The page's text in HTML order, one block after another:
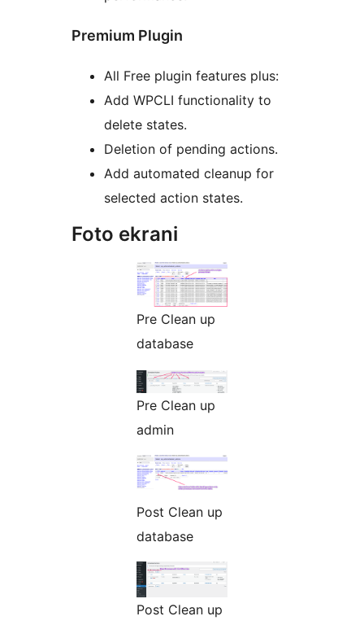
Premium Plugin
All Free plugin features plus:
Add WPCLI functionality to
delete states.
Deletion of pending actions.
Add automated cleanup for
selected action states.
Foto ekrani
Pre Clean up
database
Pre Clean up
admin
Post Clean up
database
Post Clean up